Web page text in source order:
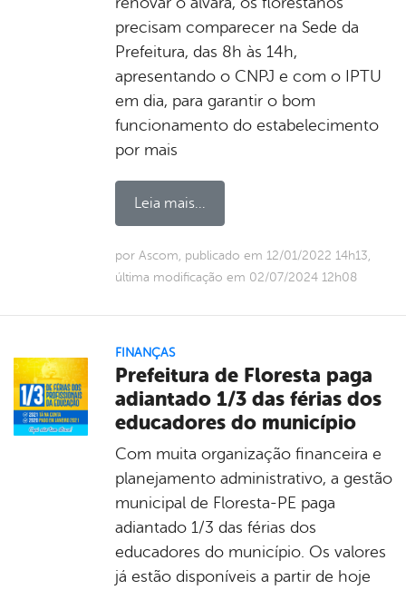
precisam comparecer na Sede da
Prefeitura, das 8h às 14h,
apresentando o CNPJ e com o IPTU
em dia, para garantir o bom
funcionamento do estabelecimento
por mais
Leia mais...
por Ascom, publicado em 12/01/2022 14h13,
última modificação em 02/07/2024 12h08
FINANÇAS
Prefeitura de Floresta paga
adiantado 1/3 das férias dos
educadores do município
Com muita organização financeira e
planejamento administrativo, a gestão
municipal de Floresta-PE paga
adiantado 1/3 das férias dos
educadores do município. Os valores
já estão disponíveis a partir de hoje